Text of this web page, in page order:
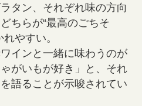
タン、それぞれ味の方向
ちらが“最高のごちそ
やすい。
インと一緒に味わうのが
がいもが好き」と、それ
語ることが示唆されてい